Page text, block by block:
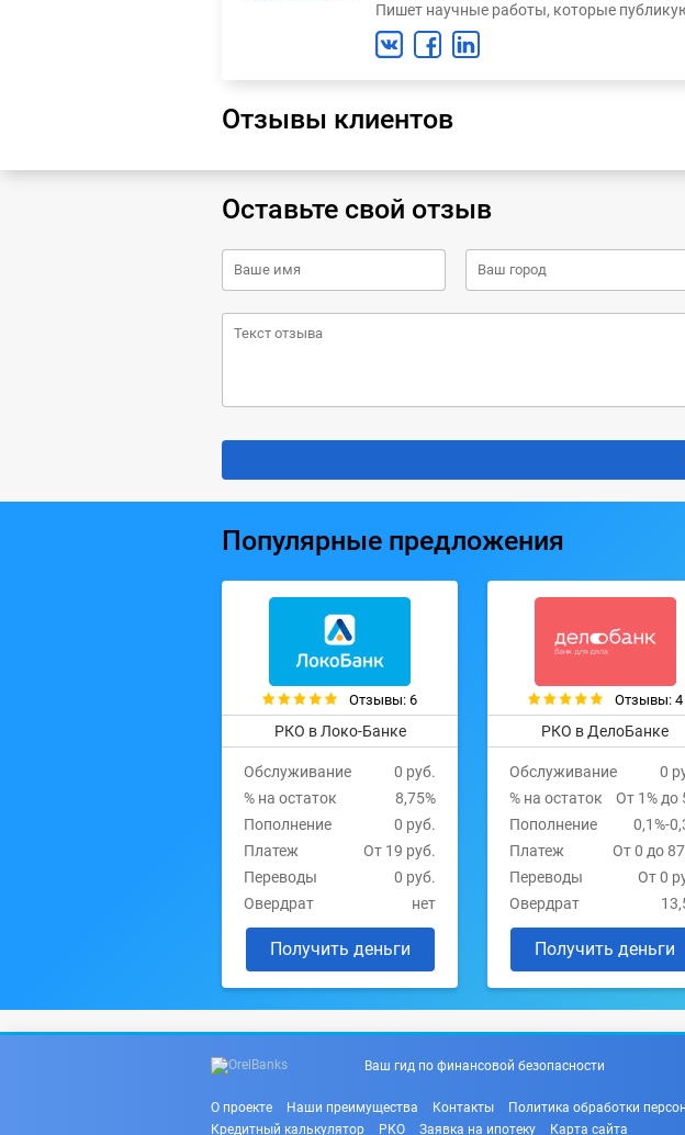
Пишет научные работы, которые
Отзывы клиентов
Оставьте свой отзыв
Популярные предложения
Отзывы: 6
РКО в Локо-Банке
Обслуживание
0 руб.
% на остаток
8,75%
Пополнение
0 руб.
Платеж
От 19 руб.
Переводы
0 руб.
Овердрат
нет
Получить деньги
Отзывы: 4
РКО в ДелоБанке
Обслуживание
0
% на остаток
От 1% до
Пополнение
0,1%-
Платеж
От 0 до
Переводы
От 0
Овердрат
Получить деньги
Ваш гид по финансовой безопасности
О проекте Наши преимущества Контакты Политика обработки
Кредитный калькулятор
РКО Заявка на ипотеку Карта сайта